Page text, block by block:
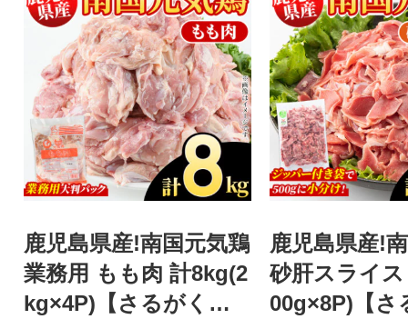
鹿児島県産!南国元気鶏
業務用 もも肉 計8kg(2
kg×4P)【さるがく水
鹿児島県産!
砂肝スライ
00g×8P)【さ